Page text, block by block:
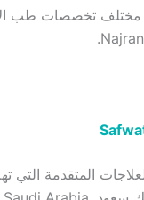
المتقدمة التي